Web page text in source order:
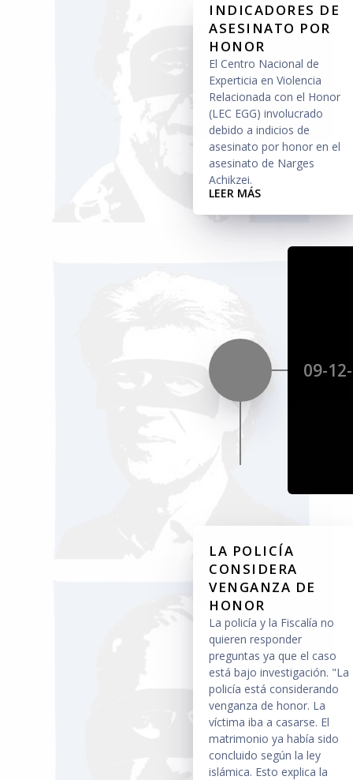
INDICADORES DE
ASESINATO POR
HONOR
El Centro Nacional de
Experticia en Violencia
Relacionada con el Honor
(LEC EGG) involucrado
debido a indicios de
asesinato por honor en el
asesinato de Narges
Achikzei.
LEER MÁS
09-
LA POLICÍA
CONSIDERA
VENGANZA DE
HONOR
La policía y la Fiscalía no
quieren responder
preguntas ya que el caso
está bajo investigación. "La
policía está considerando
venganza de honor. La
víctima iba a casarse. El
matrimonio ya había sido
concluido según la ley
islámica. Esto explica la